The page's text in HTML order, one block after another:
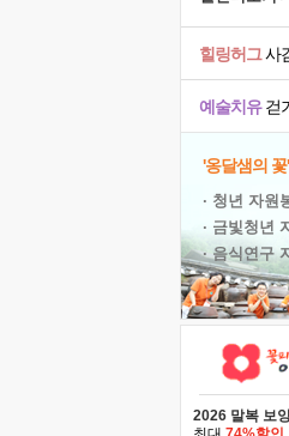
예술치유걷
힐링허그사
'옹달샘의 꽃'
· 청년 자원
· 금빛청년
· 음식연구
2026 말복 보